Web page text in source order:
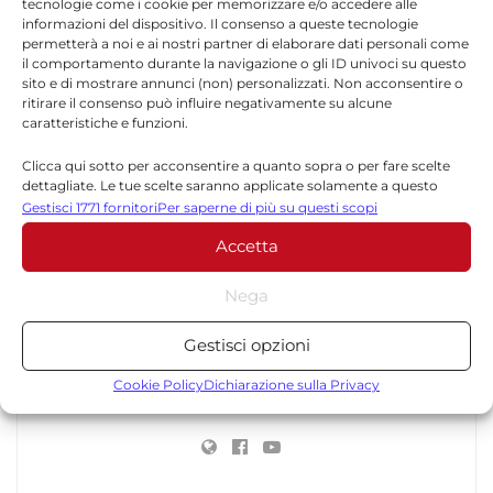
tecnologie come i cookie per memorizzare e/o accedere alle
informazioni del dispositivo. Il consenso a queste tecnologie
permetterà a noi e ai nostri partner di elaborare dati personali come
il comportamento durante la navigazione o gli ID univoci su questo
sito e di mostrare annunci (non) personalizzati. Non acconsentire o
ritirare il consenso può influire negativamente su alcune
caratteristiche e funzioni.
Clicca qui sotto per acconsentire a quanto sopra o per fare scelte
dettagliate. Le tue scelte saranno applicate solamente a questo
sito. È possibile modificare le impostazioni in qualsiasi momento,
compreso il ritiro del consenso, utilizzando i pulsanti della Cookie
Policy o cliccando sul pulsante di gestione del consenso nella parte
inferiore dello schermo.
Statistiche
Archiviare informazioni su dispositivo e/o accedervi, Misurare le
prestazioni degli annunci, Misurare le prestazioni dei contenuti,
combinazione di dati provenienti da fonti diverse.
Gestisci 1771 fornitoriPer saperne di più su questi scopi
Accetta
Nega
Gestisci opzioni
Cookie PolicyDichiarazione sulla Privacy
Redazione
La redazione di Quotidianodiragusa.it è composta
da giornalisti, collaboratori e professionisti
dell’informazione che ogni giorno lavorano per
offrire notizie, approfondimenti e contenuti
accurati dedicati alla Sicilia, all’attualità, alla
politica, alla cronaca, alla cultura e allo sport. Un
team dinamico e indipendente che garantisce
qualità, tempestività e affidabilità.